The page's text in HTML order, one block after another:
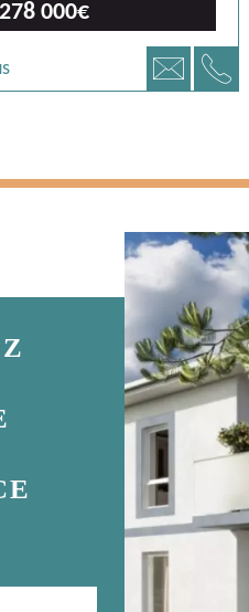
278 000€
📧 📞